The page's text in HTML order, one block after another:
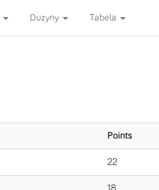
Dużyny Tabela
Points
22